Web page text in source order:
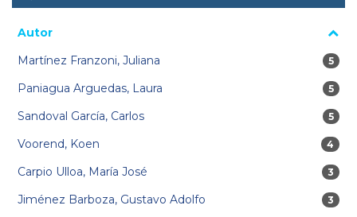
Autor
Martínez Franzoni, Juliana
5
5
Paniagua Arguedas, Laura 5
5
Sandoval García, Carlos 5
5
Voorend, Koen 4
4
Carpio Ulloa, María José 3
3
Jiménez Barboza, Gustavo Adolfo 3
3